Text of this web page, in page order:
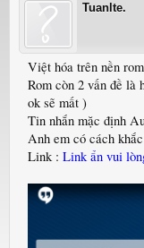
Tuanlte.
Việt hóa trên nền
Rom còn 2 vấn đề là
ok sẽ mất )
Tin nhắn mặc định
Anh em có cách
Link : Link ẩn vui